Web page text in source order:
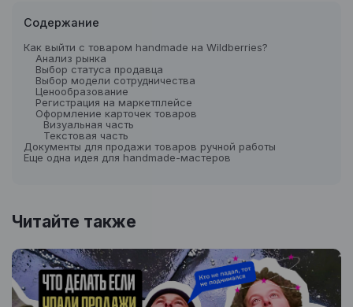
Содержание
Как выйти с товаром handmade на Wildberries?
Анализ рынка
Выбор статуса продавца
Выбор модели сотрудничества
Ценообразование
Регистрация на маркетплейсе
Оформление карточек товаров
Визуальная часть
Текстовая часть
Документы для продажи товаров ручной работы
Еще одна идея для handmade-мастеров
Читайте также